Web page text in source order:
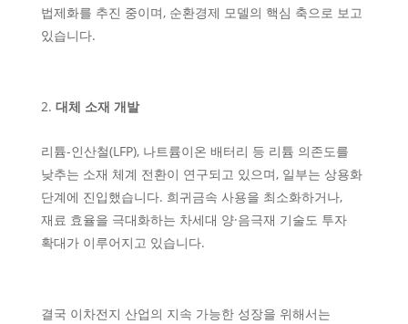
법제화를 추진 중이며, 순환경제 모델의 핵심 축으로 보고
있습니다.
대체 소재 개발
리튬-인산철(LFP), 나트륨이온 배터리 등 리튬 의존도를
낮추는 소재 체계 전환이 연구되고 있으며, 일부는 상용화
단계에 진입했습니다. 희귀금속 사용을 최소화하거나,
재료 효율을 극대화하는 차세대 양·음극재 기술도 투자
확대가 이루어지고 있습니다.
결국 이차전지 산업의 지속 가능한 성장을 위해서는